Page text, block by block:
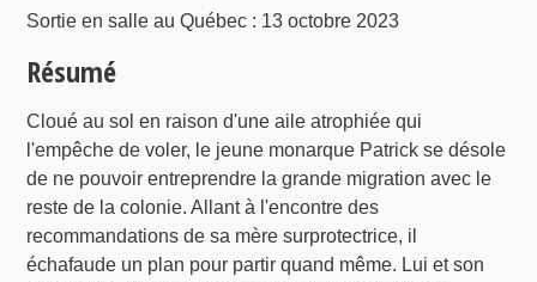
Sortie en salle au Québec : 13 octobre 2023
Résumé
Cloué au sol en raison d'une aile atrophiée qui
l'empêche de voler, le jeune monarque Patrick se désole
de ne pouvoir entreprendre la grande migration avec le
reste de la colonie. Allant à l'encontre des
recommandations de sa mère surprotectrice, il
échafaude un plan pour partir quand même. Lui et son